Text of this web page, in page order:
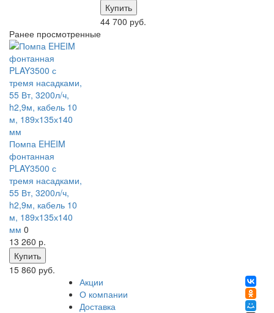
Купить
44 700 руб.
Ранее просмотренные
Помпа EHEIM
фонтанная
PLAY3500 с
тремя насадками,
55 Вт, 3200л/ч,
h2,9м, кабель 10
м, 189х135х140
мм 0
13 260 р.
Купить
15 860 руб.
Акции
О компании
Доставка